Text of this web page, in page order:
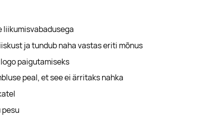
liikumisvabadusega
ja tundub naha vastas eriti mõnus
paigutamiseks
peal, et see ei ärritaks nahka
pesu